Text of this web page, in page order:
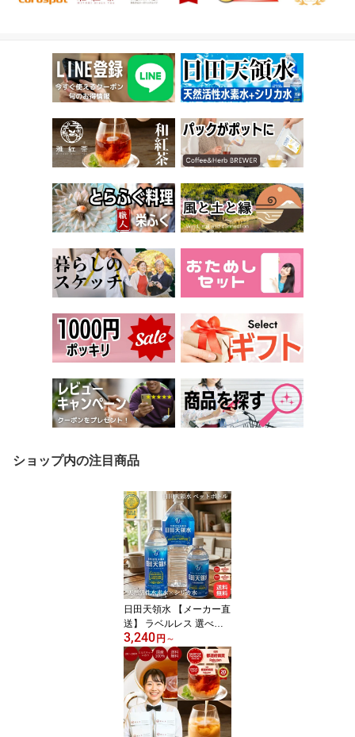
ショップ内の注目商品
日田天領水 【メーカー直
送】 ラベルレス 選べる
ペットボトル 2L 500ml 3
50ml 送料無料 水 天然水
ミネラルウォーター シリ
カ水 天然活性水素水 軟
水 弱アルカリ性 九州 大
分 備蓄 防災 保存水 赤ち
ゃん 飲料水 まとめ買い
3,240円 ～